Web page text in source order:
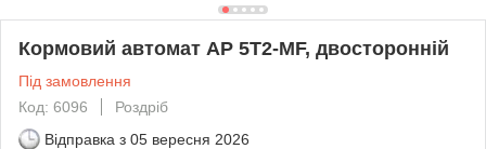
Кормовий автомат AP 5T2-MF, двосторонній
Під замовлення
Код: 6096
Роздріб
Відправка з 05 вересня 2026